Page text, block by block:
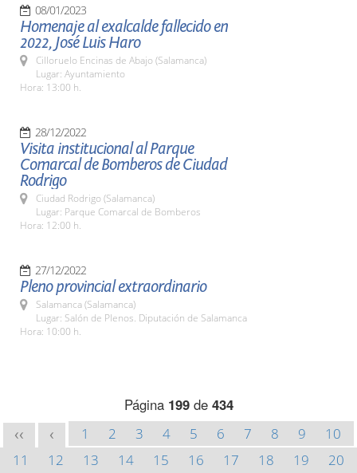
08/01/2023
Homenaje al exalcalde fallecido en
2022, José Luis Haro
Cilloruelo Encinas de Abajo (Salamanca)
Lugar: Ayuntamiento
Hora: 13:00 h.
28/12/2022
Visita institucional al Parque
Comarcal de Bomberos de Ciudad
Rodrigo
Ciudad Rodrigo (Salamanca)
Lugar: Parque Comarcal de Bomberos
Hora: 12:00 h.
27/12/2022
Pleno provincial extraordinario
Salamanca (Salamanca)
Lugar: Salón de Plenos. Diputación de Salamanca
Hora: 10:00 h.
Página 199de 434
<< < 1 2 3 4 5 6 7 8 9
10
11
12 13 14 15 16 17 18 19
20